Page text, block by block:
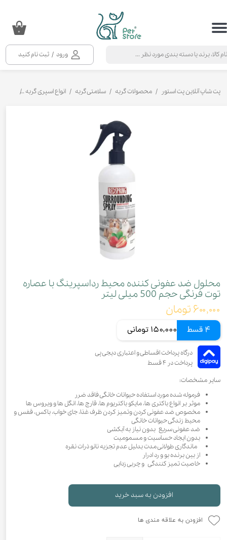
ورود / ثبت نام کنید
حساب کاربری من
خروج از حساب کاربری
۰
پت شاپ آنلاین پت استور محصولات گربه سلامتی گربه انواع اسپری گربه
محلول ضد عفونی کننده محیط رداسپرینگ با عصاره
توت فرنگی حجم 500 میلی لیتر
۶۰۰,۰۰۰ تومان
4 قسط 150,000 تومانی
سایر مشخصات:
فرموله شده مورد استفاده حیوانات خانگی فاقد ضرر
موثر بر انواع باكترى ها، مایكو باكتریوم ها، قارچ ها، انگل ها و ویروس ها
مخصوص ضد عفونى كردن وتمیز كردن ظرف غذا، جاى خواب، باكس، قفس و
محیط زندگی حیوانات خانگى
ضد عفونی سریع بدون نیاز به آبکشی
بدون ایجاد حساسیت و مسمومیت
ماندگاری طولانی مدت بدلیل عدم تجزیه نانو ذرات نقره
از بین برنده بو و رد ادرار
خاصیت تمیز کنندگی و چربی زدایی
افزودن به سبد خرید
افزودن به علاقه مندی ها